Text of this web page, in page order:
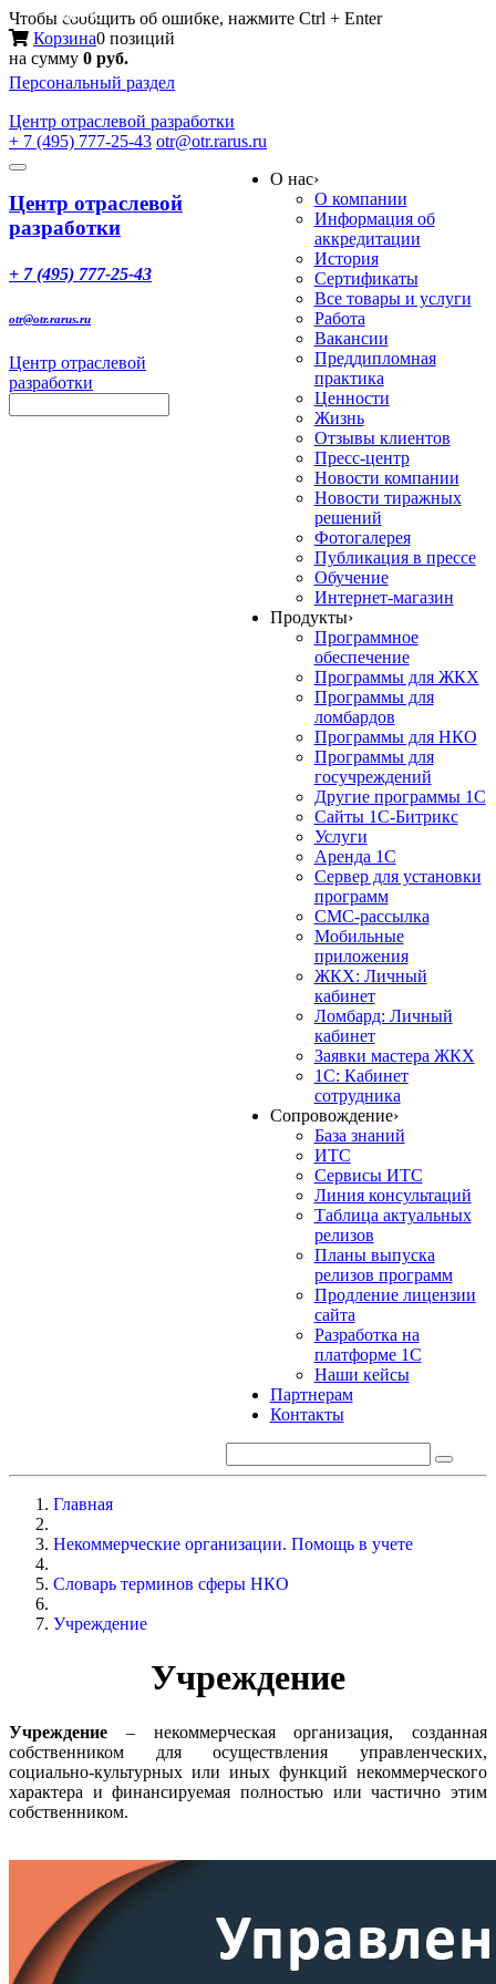
Чтобы сообщить об ошибке, нажмите Ctrl + Enter
Корзина0 позиций
на сумму 0 руб.
Персональный раздел
Центр отраслевой разработки
+ 7 (495) 777-25-43 otr@otr.rarus.ru
Toggle
Меню
Центр отраслевой
разработки
+ 7 (495) 777-25-43
otr@otr.rarus.ru
Центр отраслевой
разработки
О нас›
О компании
Информация об
аккредитации
История
Сертификаты
Все товары и услуги
Работа
Вакансии
Преддипломная
практика
Ценности
Жизнь
Отзывы клиентов
Пресс-центр
Новости компании
Новости тиражных
решений
Фотогалерея
Публикация в прессе
Обучение
Интернет-магазин
Продукты›
Программное
обеспечение
Программы для ЖКХ
Программы для
ломбардов
Программы для НКО
Программы для
госучреждений
Другие программы 1С
Сайты 1С-Битрикс
Услуги
Аренда 1С
Сервер для установки
программ
СМС-рассылка
Мобильные
приложения
ЖКХ: Личный
кабинет
Ломбард: Личный
кабинет
Заявки мастера ЖКХ
1С: Кабинет
сотрудника
Сопровождение›
База знаний
ИТС
Сервисы ИТС
Линия консультаций
Таблица актуальных
релизов
Планы выпуска
релизов программ
Продление лицензии
сайта
Разработка на
платформе 1С
Наши кейсы
Партнерам
Контакты
Главная
Некоммерческие организации. Помощь в учете
Словарь терминов сферы НКО
Учреждение
Учреждение
Учреждение – некоммерческая организация, созданная
собственником для осуществления управленческих,
социально-культурных или иных функций некоммерческого
характера и финансируемая полностью или частично этим
собственником.